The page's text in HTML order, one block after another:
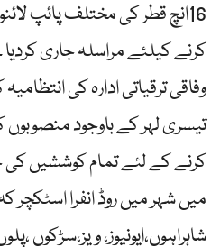
16انچ قطر کی مختلف پائپ
کرنے کیلئے مراسلہ جاری
وفاقی ترقیاتی ادارہ کی
تیسری لہر کے باوجود
کرنے کے لئے تمام کوششیں
میں شہر میں روڈ انفرا اسٹکچر
شاہراہوں،ایونیوز،